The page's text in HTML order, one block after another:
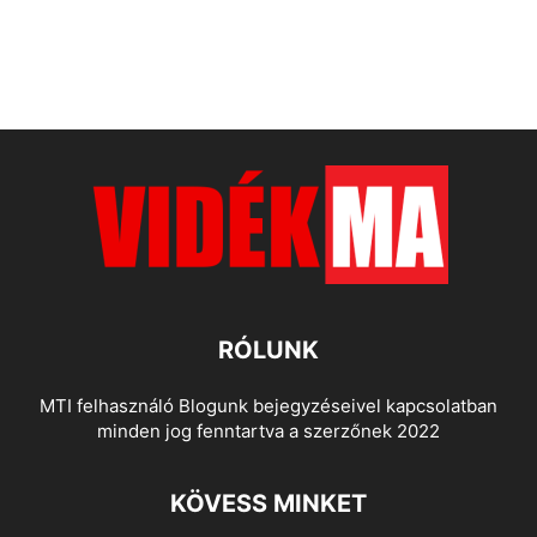
RÓLUNK
MTI felhasználó Blogunk bejegyzéseivel kapcsolatban
minden jog fenntartva a szerzőnek 2022
KÖVESS MINKET